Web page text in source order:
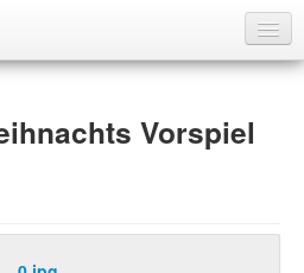
Vorspiel